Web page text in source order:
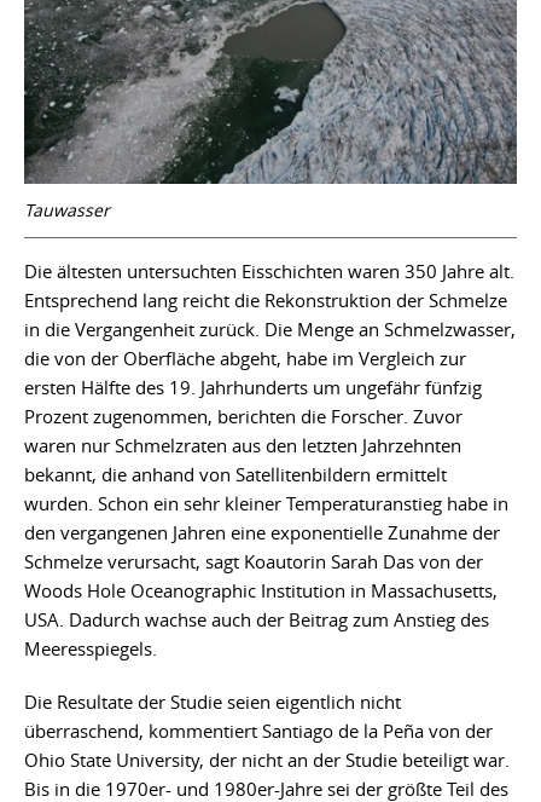
Tauwasser
Die ältesten untersuchten Eisschichten waren 350 Jahre alt.
Entsprechend lang reicht die Rekonstruktion der Schmelze
in die Vergangenheit zurück. Die Menge an Schmelzwasser,
die von der Oberfläche abgeht, habe im Vergleich zur
ersten Hälfte des 19. Jahrhunderts um ungefähr fünfzig
Prozent zugenommen, berichten die Forscher. Zuvor
waren nur Schmelzraten aus den letzten Jahrzehnten
bekannt, die anhand von Satellitenbildern ermittelt
wurden. Schon ein sehr kleiner Temperaturanstieg habe in
den vergangenen Jahren eine exponentielle Zunahme der
Schmelze verursacht, sagt Koautorin Sarah Das von der
Woods Hole Oceanographic Institution in Massachusetts,
USA. Dadurch wachse auch der Beitrag zum Anstieg des
Meeresspiegels.
Die Resultate der Studie seien eigentlich nicht
überraschend, kommentiert Santiago de la Peña von der
Ohio State University, der nicht an der Studie beteiligt war.
Bis in die 1970er- und 1980er-Jahre sei der größte Teil des